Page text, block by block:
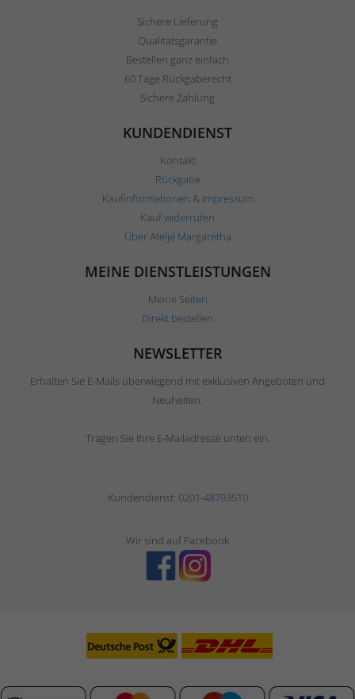
Sichere Lieferung
Qualitätsgarantie
Bestellen ganz einfach
60 Tage Rückgaberecht
Sichere Zahlung
KUNDENDIENST
Kontakt
Rückgabe
Kaufinformationen & Impressum
Kauf widerrufen
Über Ateljé Margaretha
MEINE DIENSTLEISTUNGEN
Meine Seiten
Direkt bestellen
NEWSLETTER
Erhalten Sie E-Mails überwiegend mit exklusiven Angeboten und
Neuheiten.
Tragen Sie Ihre E-Mailadresse unten ein.
Kundendienst: 0201-48793510
Wir sind auf Facebook